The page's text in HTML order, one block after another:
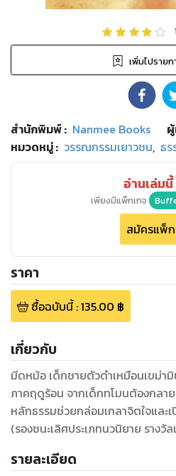
เพิ่มไปราย
สำนักพิมพ์: Nanmee Books
หมวดหมู่: วรรณกรรมเยาวชน, ธ
อ่านเล่ม
เพียงมีแพ็กเกจ
สมัครแพ็ก
ราคา
ซื้อฉบับนี้:135.00 ฿
เกี่ยวกับ
มีดหม้อ เด็กชายตัวดำเหมือนเขม่
ภาคฤดูร้อน จากเด็กทโมนต้องกลา
หลักธรรมช่วยกล่อมเกลาจิตใจและ
(รองชนะเลิศประเภทนวนิยาย รางวั
รายละเอียด